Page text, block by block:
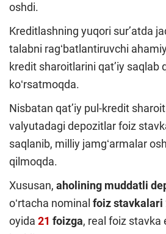
oshdi.
Kreditlashning yuqori surʼatda
talabni ragʻbatlantiruvchi
kredit sharoitlarini qatʼiy saqlab
koʻrsatmoqda.
Nisbatan qatʼiy pul-kredit
valyutadagi depozitlar foiz
saqlanib, milliy jamgʻarmalar
qilmoqda.
Xususan, aholining muddatli
oʻrtacha nominal foiz stavkalari
oyida 21 foizga, real foiz stavka